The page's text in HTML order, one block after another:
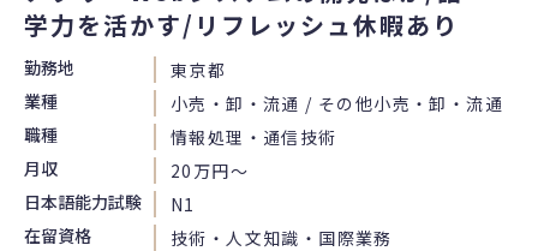
学力を活かす/リフレッシュ休暇あり
勤務地
東京都
業種
小売・卸・流通 / その他小売・卸・流通
職種
情報処理・通信技術
月収
20万円〜
日本語能力試験
N1
在留資格
技術・人文知識・国際業務